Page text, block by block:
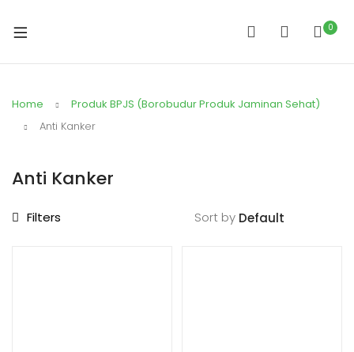
0
Home
Produk BPJS (Borobudur Produk Jaminan Sehat)
Anti Kanker
Anti Kanker
Filters Sort by